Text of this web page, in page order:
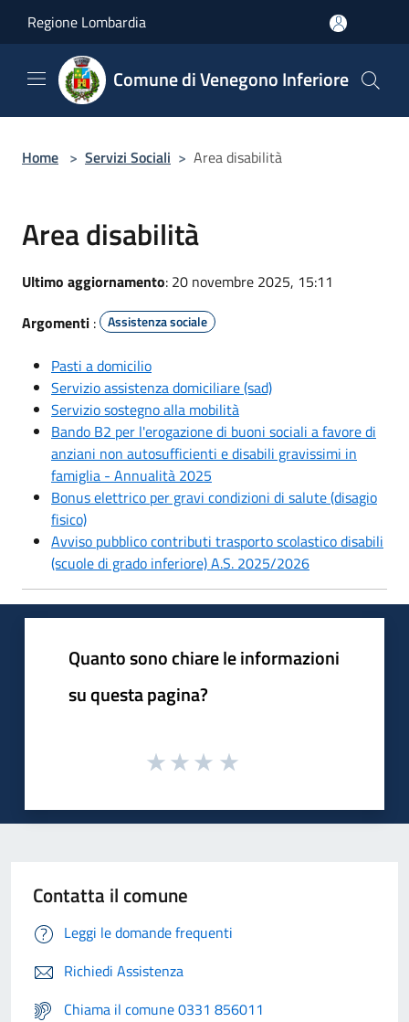
Regione Lombardia
Comune di Venegono Inferiore
Home > Servizi Sociali > Area disabilità
Area disabilità
Ultimo aggiornamento: 20 novembre 2025, 15:11
Argomenti : Assistenza sociale
Pasti a domicilio
Servizio assistenza domiciliare (sad)
Servizio sostegno alla mobilità
Bando B2 per l'erogazione di buoni sociali a favore di
anziani non autosufficienti e disabili gravissimi in
famiglia - Annualità 2025
Bonus elettrico per gravi condizioni di salute (disagio
fisico)
Avviso pubblico contributi trasporto scolastico disabili
(scuole di grado inferiore) A.S. 2025/2026
Quanto sono chiare le informazioni
su questa pagina?
Contatta il comune
Leggi le domande frequenti
Richiedi Assistenza
Chiama il comune 0331 856011